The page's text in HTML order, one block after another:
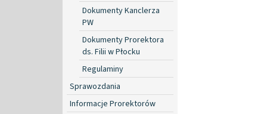
Dokumenty Kanclerza
PW
Dokumenty Prorektora
ds. Filii w Płocku
Regulaminy
Sprawozdania
Informacje Prorektorów